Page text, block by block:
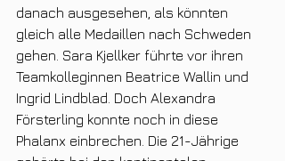
danach ausgesehen, als könnten
gleich alle Medaillen nach Schweden
gehen. Sara Kjellker führte vor ihren
Teamkolleginnen Beatrice Wallin und
Ingrid Lindblad. Doch Alexandra
Försterling konnte noch in diese
Phalanx einbrechen. Die 21-Jährige